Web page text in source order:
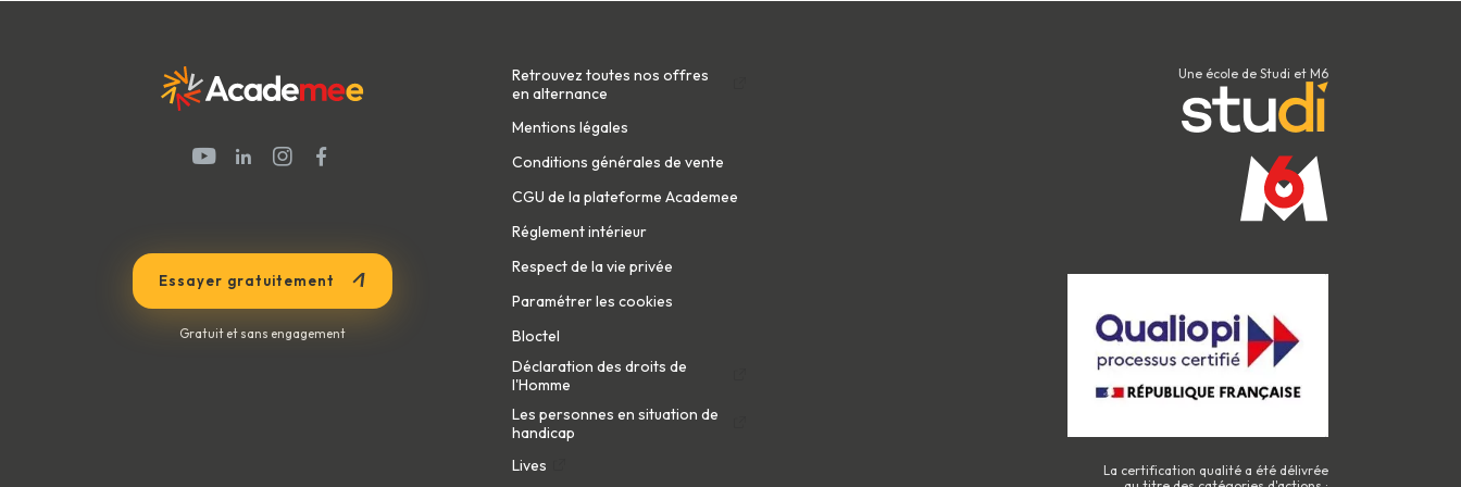
Vous êtes formé à anticiper ces changements et à vous y adapter. C'est l'assurance d'une carrière durable et
Essayer gratuitement
Gratuit et sans engagement
Retrouvez toutes nos offres
en alternance
Mentions légales
Conditions générales de vente
CGU de la plateforme Academee
Réglement intérieur
Respect de la vie privée
Paramétrer les cookies
Bloctel
Déclaration des droits de
l'Homme
Les personnes en situation de
handicap
Lives
Une école de Studi et M6
La certification qualité a été délivrée